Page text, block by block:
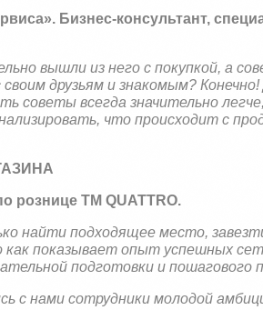
Бизнес-консультант,
вышли из него с покупкой, а
друзьям и знакомым?
советы всегда значительно
что происходит с
рознице ТМQUATTRO.
найти подходящее место,
показывает опыт успешных
подготовки и пошагового
с нами сотрудники молодой